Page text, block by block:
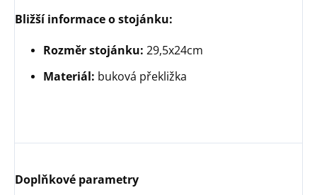
Bližší informace o stojánku:
Rozměr stojánku: 29,5x24cm
Materiál: buková překližka
Doplňkové parametry